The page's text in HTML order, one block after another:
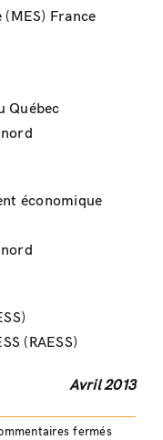
(MES) France
Québec
économique
(RAESS)
Avril 2013
ferméssur